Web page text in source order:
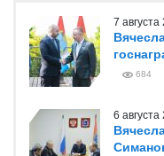
7 августа
684
6 августа